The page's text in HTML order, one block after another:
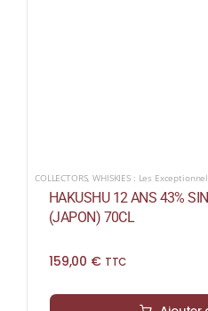
COLLECTORS,WHISKIES : Les
HAKUSHU 12 ANS 43%
(JAPON) 70CL
159,00 € TTC